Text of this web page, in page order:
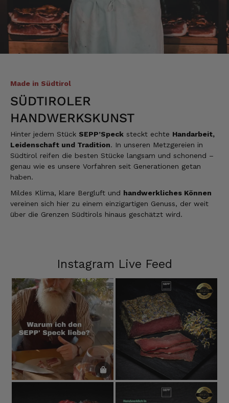
Made in Südtirol
SÜDTIROLER
HANDWERKSKUNST
Hinter jedem Stück SEPP’Speck steckt echte Handarbeit,
Leidenschaft und Tradition. In unseren Metzgereien in
Südtirol reifen die besten Stücke langsam und schonend –
genau wie es unsere Vorfahren seit Generationen getan
haben.
Mildes Klima, klare Bergluft und handwerkliches Können
vereinen sich hier zu einem einzigartigen Genuss, der weit
über die Grenzen Südtirols hinaus geschätzt wird.
Instagram Live Feed
Alle Bewertungen Lesen